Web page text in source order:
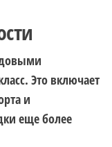
Это включает
и
еще более